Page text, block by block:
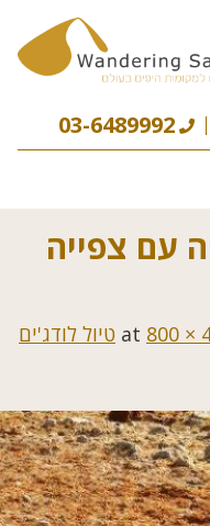
03-6489992
עם צפייה
800 ×
טיול לודג'ים